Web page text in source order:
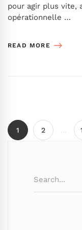
pour agir plus vite,
opérationnelle …
READ MORE
1 2
for: